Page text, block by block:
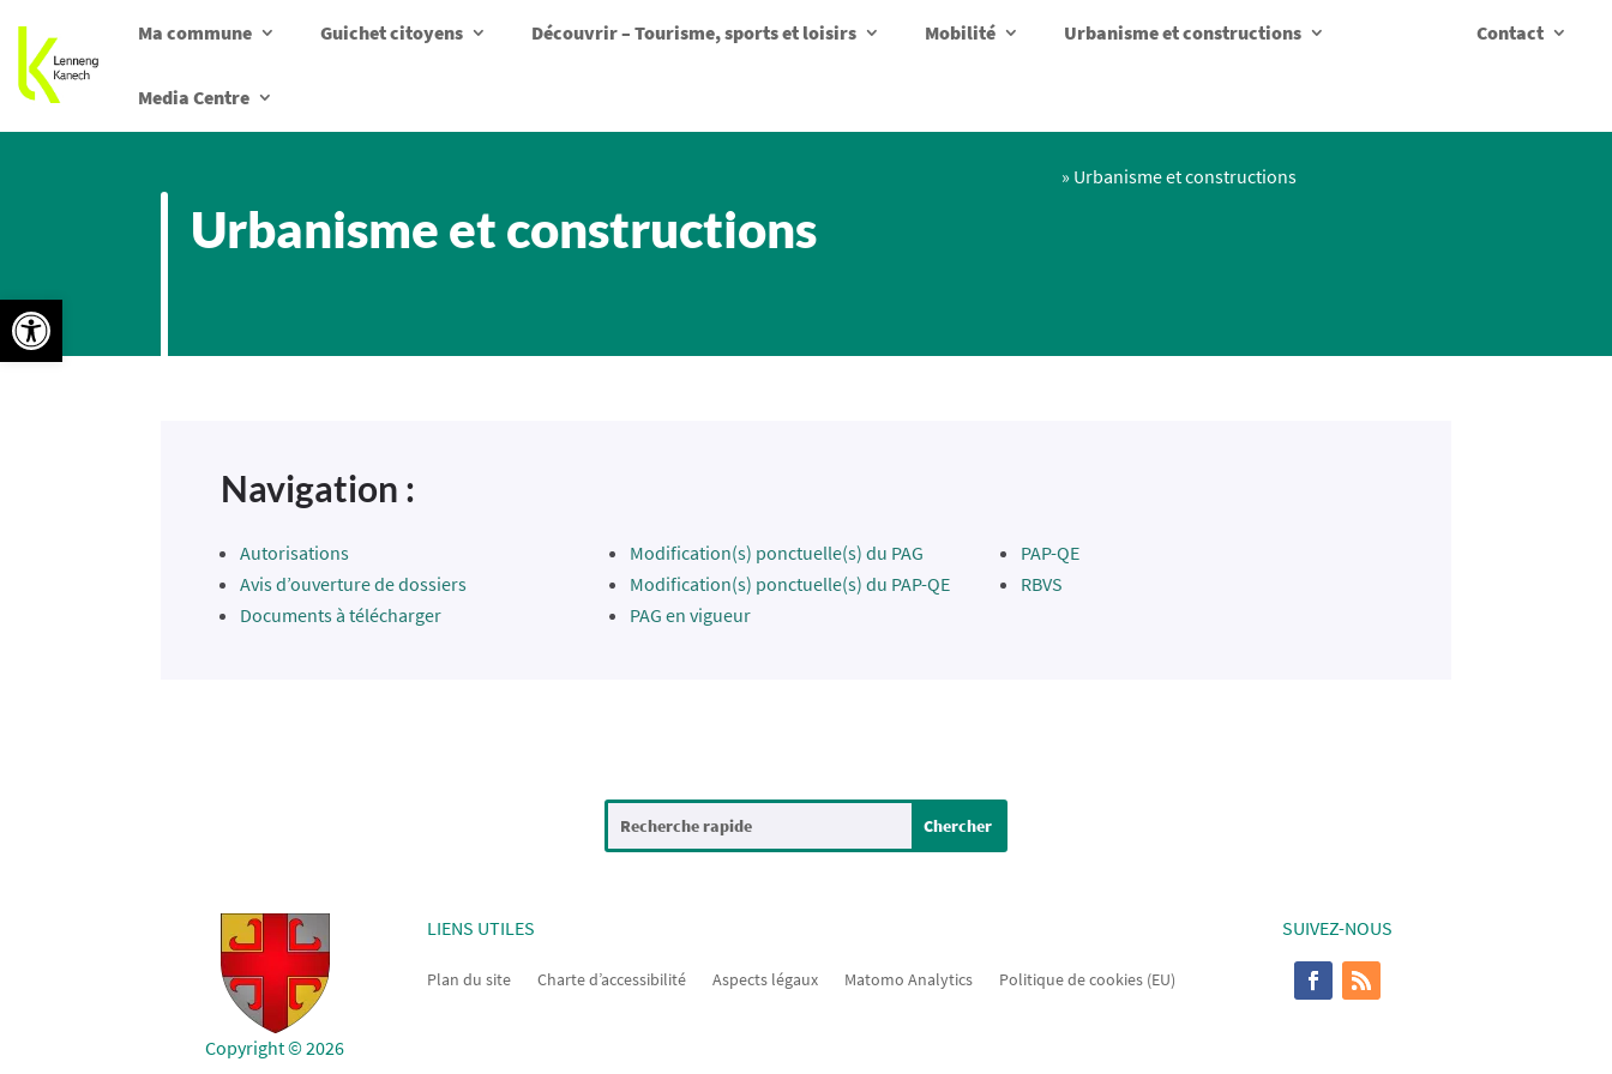
Ma commune Guichet citoyens Découvrir – Tourisme, sports et loisirs Mobilité Urbanisme et constructions Contact
Media Centre
Urbanisme et constructions
» Urbanisme et constructions
Navigation :
Autorisations
Avis d’ouverture de dossiers
Documents à télécharger
Modification(s) ponctuelle(s) du PAG
Modification(s) ponctuelle(s) du PAP-QE
PAG en vigueur
PAP-QE
RBVS
Copyright © 2026
LIENS UTILES
Plan du site Charte d’accessibilité Aspects légaux Matomo Analytics Politique de cookies (EU)
SUIVEZ-NOUS
Ouvrir la barre d’outils